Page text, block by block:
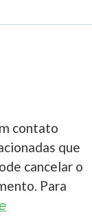
contato
que
cancelar o
Para